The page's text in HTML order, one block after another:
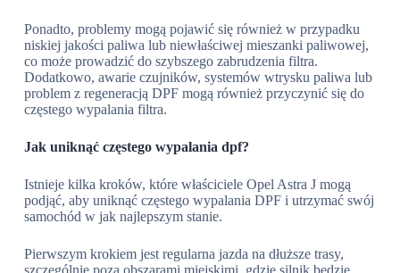
Ponadto, problemy mogą pojawić się również w przypadku
niskiej jakości paliwa lub niewłaściwej mieszanki paliwowej,
co może prowadzić do szybszego zabrudzenia filtra.
Dodatkowo, awarie czujników, systemów wtrysku paliwa lub
problem z regeneracją DPF mogą również przyczynić się do
częstego wypalania filtra.
Jak uniknąć częstego wypalania dpf?
Istnieje kilka kroków, które właściciele Opel Astra J mogą
podjąć, aby uniknąć częstego wypalania DPF i utrzymać swój
samochód w jak najlepszym stanie.
Pierwszym krokiem jest regularna jazda na dłuższe trasy,
szczególnie poza obszarami miejskimi, gdzie silnik będzie